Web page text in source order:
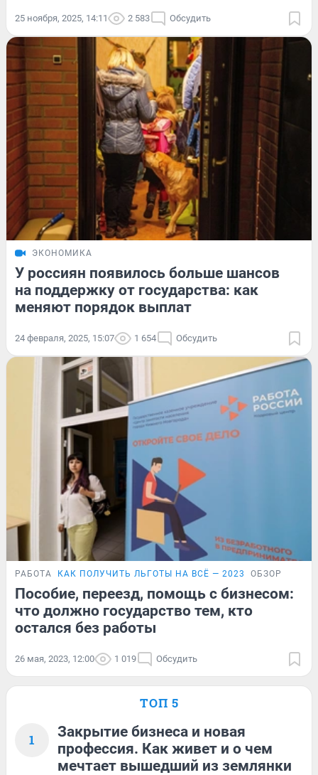
25 ноября, 2025, 14:11 2 583 Обсудить
ЭКОНОМИКА
У россиян появилось больше шансов
на поддержку от государства: как
меняют порядок выплат
24 февраля, 2025, 15:07 1 654 Обсудить
РАБОТА КАК ПОЛУЧИТЬ ЛЬГОТЫ НА ВСЁ — 2023 ОБЗОР
Пособие, переезд, помощь с бизнесом:
что должно государство тем, кто
остался без работы
26 мая, 2023, 12:00 1 019 Обсудить
ТОП 5
1
Закрытие бизнеса и новая
профессия. Как живет и о чем
мечтает вышедший из землянки